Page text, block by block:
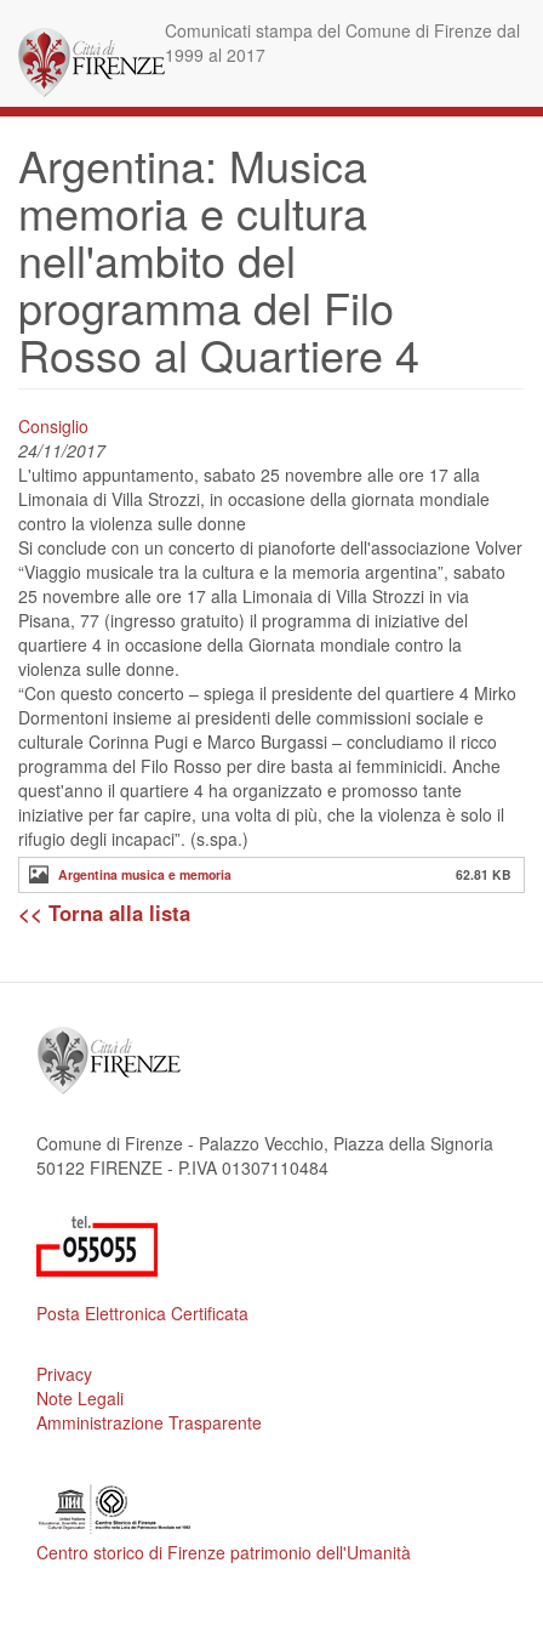
main
content
Comunicati stampa del Comune di Firenze dal
1999 al 2017
Argentina: Musica
memoria e cultura
nell'ambito del
programma del Filo
Rosso al Quartiere 4
Consiglio
24/11/2017
L'ultimo appuntamento, sabato 25 novembre alle ore 17 alla
Limonaia di Villa Strozzi, in occasione della giornata mondiale
contro la violenza sulle donne
Si conclude con un concerto di pianoforte dell'associazione Volver
“Viaggio musicale tra la cultura e la memoria argentina”, sabato
25 novembre alle ore 17 alla Limonaia di Villa Strozzi in via
Pisana, 77 (ingresso gratuito) il programma di iniziative del
quartiere 4 in occasione della Giornata mondiale contro la
violenza sulle donne.
“Con questo concerto – spiega il presidente del quartiere 4 Mirko
Dormentoni insieme ai presidenti delle commissioni sociale e
culturale Corinna Pugi e Marco Burgassi – concludiamo il ricco
programma del Filo Rosso per dire basta ai femminicidi. Anche
quest'anno il quartiere 4 ha organizzato e promosso tante
iniziative per far capire, una volta di più, che la violenza è solo il
rifugio degli incapaci”. (s.spa.)
Argentina musica e memoria 62.81 KB
<< Torna alla lista
Comune di Firenze - Palazzo Vecchio, Piazza della Signoria
50122 FIRENZE - P.IVA 01307110484
Posta Elettronica Certificata
Privacy
Note Legali
Amministrazione Trasparente
Centro storico di Firenze patrimonio dell'Umanità